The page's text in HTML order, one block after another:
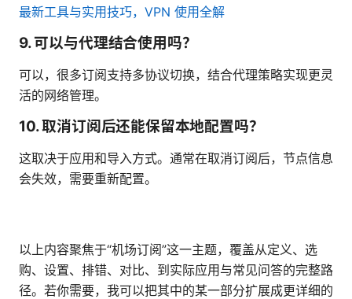
最新工具与实用技巧，VPN 使用全解
9. 可以与代理结合使用吗？
可以，很多订阅支持多协议切换，结合代理策略实现更灵
活的网络管理。
10. 取消订阅后还能保留本地配置吗？
这取决于应用和导入方式。通常在取消订阅后，节点信息
会失效，需要重新配置。
以上内容聚焦于“机场订阅”这一主题，覆盖从定义、选
购、设置、排错、对比、到实际应用与常见问答的完整路
径。若你需要，我可以把其中的某一部分扩展成更详细的